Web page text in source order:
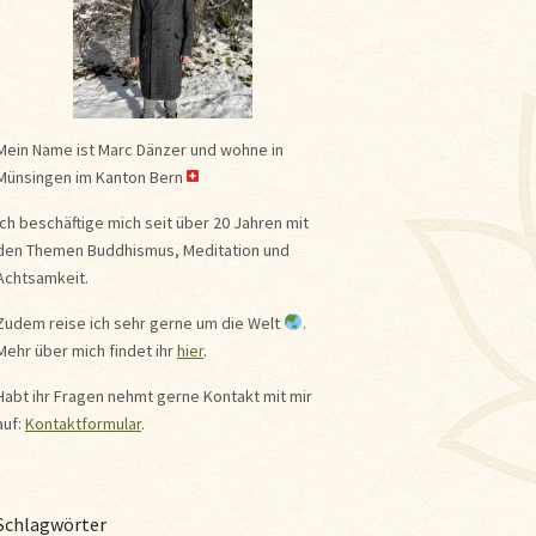
Name ist Marc Dänzer und wohne in
im Kanton Bern
beschäftige mich seit über 20 Jahren mit
Themen Buddhismus, Meditation und
reise ich sehr gerne um die Welt
.
über mich findet ihrhier.
ihr Fragen nehmt gerne Kontakt mit mir
Kontaktformular.